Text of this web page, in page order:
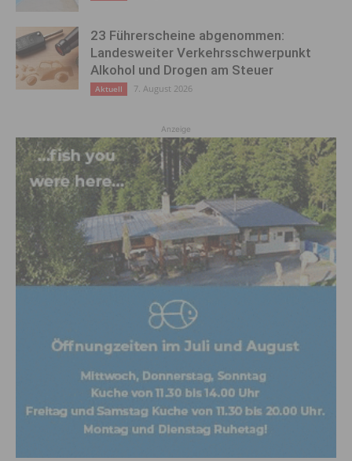
23 Führerscheine abgenommen:
Landesweiter Verkehrsschwerpunkt
Alkohol und Drogen am Steuer
Aktuell 7. August 2026
Anzeige